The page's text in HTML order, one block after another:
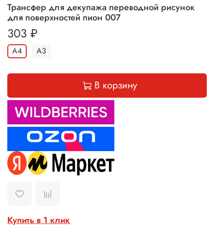
Трансфер для декупажа переводной рисунок
для поверхностей пион 007
303 ₽
A4 A3
В корзину
Купить в 1 клик